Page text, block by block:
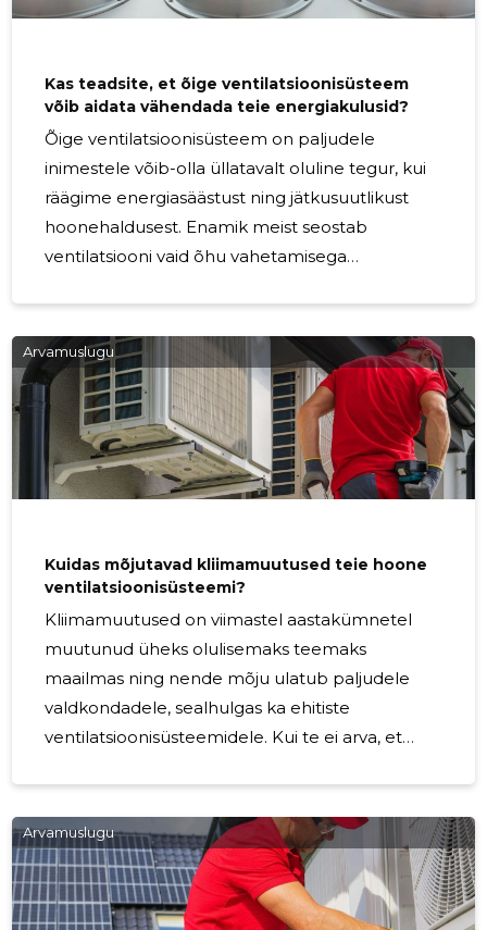
Kas teadsite, et õige ventilatsioonisüsteem
võib aidata vähendada teie energiakulusid?
Õige ventilatsioonisüsteem on paljudele
inimestele võib-olla üllatavalt oluline tegur, kui
räägime energiasäästust ning jätkusuutlikust
hoonehaldusest. Enamik meist seostab
ventilatsiooni vaid õhu vahetamisega
vähendamisel. Traditsioonilised
ventilatsioonisüsteemid võivad olla
energiamahukad ning halvasti optimeeritud.
Näiteks vanemad süsteemid võivad töötada
pidevalt, ilma et võetakse arvesse
hetkevajadust. Selline pidev töö võib põhjustada
Arvamuslugu
Kuidas mõjutavad kliimamuutused teie hoone
ventilatsioonisüsteemi?
Kliimamuutused on viimastel aastakümnetel
muutunud üheks olulisemaks teemaks
maailmas ning nende mõju ulatub paljudele
valdkondadele, sealhulgas ka ehitiste
ventilatsioonisüsteemidele. Kui te ei arva, et
viisid, kuidas kliimamuutused võivad mõjutada
teie hoone ventilatsioonisüsteemi ning mida
saate teha, et nendega toime tulla. 1.
Temperatuurikõikumised ja ventilatsiooni
Arvamuslugu